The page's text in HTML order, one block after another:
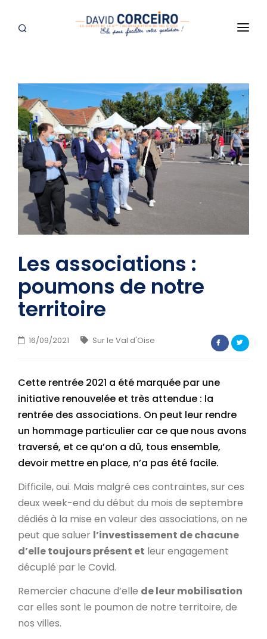
PRÉSENTATION
VIVRE SOISY AVEC DAVID CORCEIRO
ÉLU À SOISY-SOUS-MONTMORENCY
DANS LES MÉDIAS
ACTUALITÉS
SUR LE VAL D'OISE
Les associations :
poumons de notre
territoire
16/09/2021 Sur le Val d'Oise
Cette rentrée 2021 a été marquée par une
initiative renouvelée et très attendue : la
rentrée des associations. On peut leur rendre
un hommage particulier car ce que nous avons
traversé, et ce qu’on a dû, tous ensemble,
devoir mettre en place, n’a pas été facile.
Difficile, oui. Mais malgré ces contraintes, sur ces
deux week-end du début du mois de septembre
dédiés à la mise en valeur des associations, on ne
peut que saluer l’investissement de chacune
d’elle toujours présent et leur engagement
décuplé par le Covid.
Remercier chacune d’elle de leur mobilisation
car elles sont le poumon de notre territoire, de
nos villes.